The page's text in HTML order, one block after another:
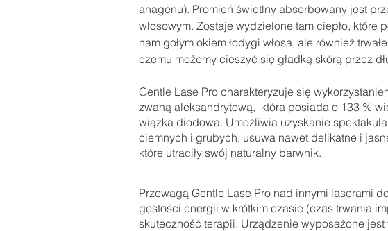
anagenu). Promień świetlny absorbowany jest
włosowym. Zostaje wydzielone tam ciepło,
nam gołym okiem łodygi włosa, ale również
czemu możemy cieszyć się gładką skórą przez
Gentle Lase Pro charakteryzuje się
zwaną aleksandrytową,  która posiada o 133 %
wiązka diodowa. Umożliwia uzyskanie
ciemnych i grubych, usuwa nawet delikatne i
które utraciły swój naturalny barwnik.
Przewagą Gentle Lase Pro nad innymi laserami
gęstości energii w krótkim czasie (czas trwania
skuteczność terapii. Urządzenie wyposażone